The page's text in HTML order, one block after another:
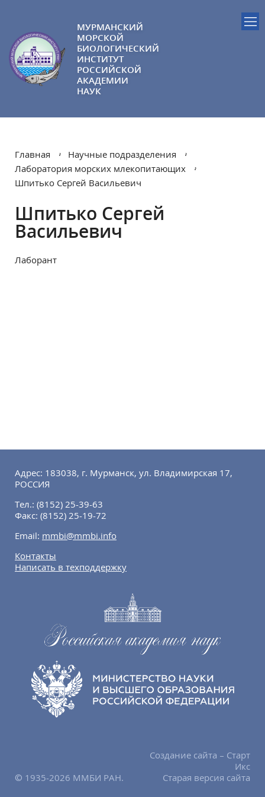
МУРМАНСКИЙ
МОРСКОЙ
БИОЛОГИЧЕСКИЙ
ИНСТИТУТ
РОССИЙСКОЙ
АКАДЕМИИ
НАУК
Главная
Научные подразделения
Лаборатория морских млекопитающих
Шпитько Сергей Васильевич
Шпитько Сергей
Васильевич
Лаборант
Адрес: 183038, г. Мурманск, ул. Владимирская 17,
РОССИЯ
Тел.: (8152) 25-39-63
Факс: (8152) 25-19-72
Email: mmbi@mmbi.info
Контакты
Написать в техподдержку
© 1935-2026 ММБИ РАН.
Создание сайта – Старт
Икс
Старая версия сайта